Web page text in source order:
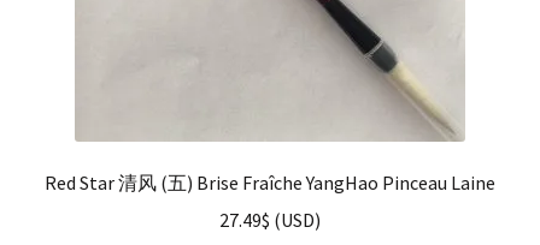
Red Star 清风 (五) Brise Fraîche YangHao Pinceau Laine
27.49$ (USD)